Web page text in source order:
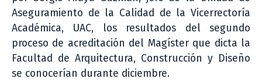
Aseguramiento de la Calidad de la Vicerrectoría
Académica, UAC, los resultados del segundo
proceso de acreditación del Magíster que dicta la
Facultad de Arquitectura, Construcción y Diseño
se conocerían durante diciembre.